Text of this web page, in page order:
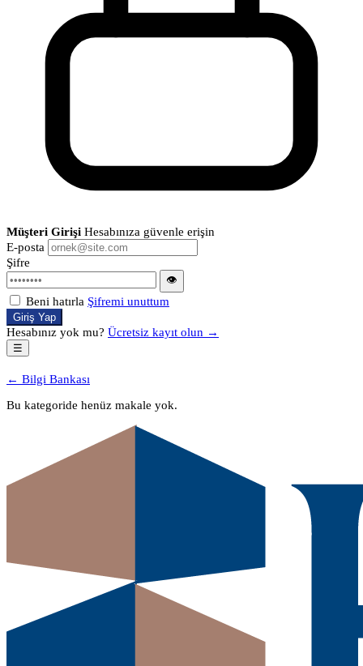
Müşteri Girişi Hesabınıza güvenle erişin
E-posta
Şifre
👁
Beni hatırla Şifremi unuttum
Giriş Yap
Hesabınız yok mu? Ücretsiz kayıt olun →
☰
← Bilgi Bankası
Bu kategoride henüz makale yok.